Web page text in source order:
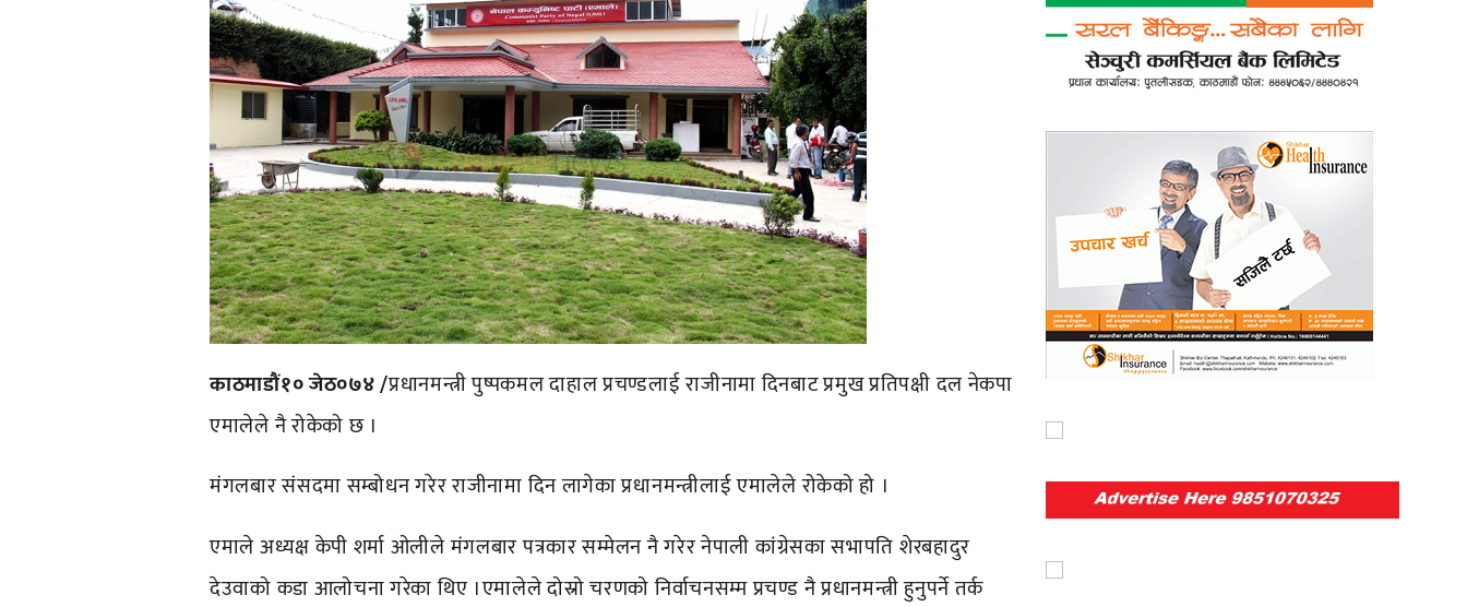
काठमाडौं१० जेठ०७४ /प्रधानमन्त्री पुष्पकमल दाहाल प्रचण्डलाई राजीनामा दिनबाट प्रमुख प्रतिपक्षी दल नेकपा
एमालेले नै रोकेको छ ।
मंगलबार संसदमा सम्बोधन गरेर राजीनामा दिन लागेका प्रधानमन्त्रीलाई एमालेले रोकेको हो ।
एमाले अध्यक्ष केपी शर्मा ओलीले मंगलबार पत्रकार सम्मेलन नै गरेर नेपाली कांग्रेसका सभापति शेरबहादुर
देउवाको कडा आलोचना गरेका थिए ।एमालेले दोस्रो चरणको निर्वाचनसम्म प्रचण्ड नै प्रधानमन्त्री हुनुपर्ने तर्क